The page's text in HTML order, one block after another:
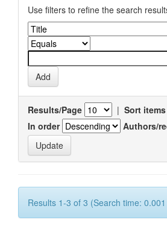
Use filters to refine the search
Results/Page | Sort
In order
Authors/
Results 1-3 of 3 (Search time: